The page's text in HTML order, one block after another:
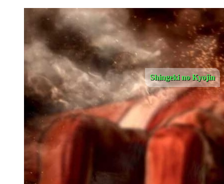
Shingeki no Kyojin